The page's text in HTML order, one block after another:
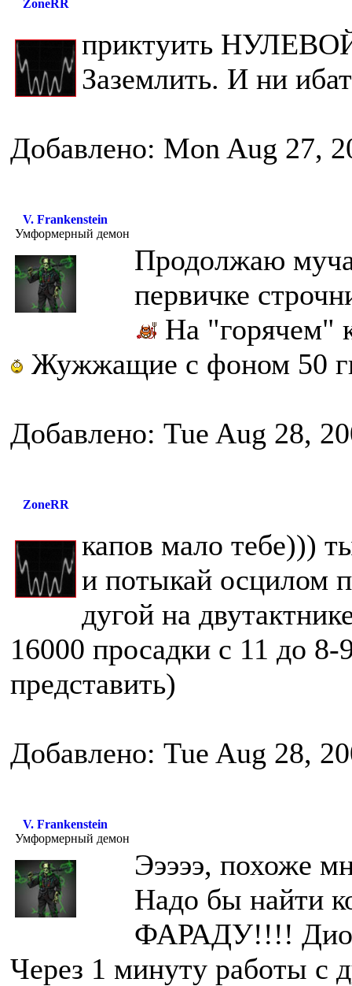
ZoneRR
приктуить
Заземлить. И ни
Добавлено: Mon Aug 27,
V. Frankenstein
Умформерный демон
Продолжаю
первичке
На
Жужжащие с фоном 50
Добавлено: Tue Aug 28,
ZoneRR
капов мало тебе)))
и потыкай осцилом
дугой на
16000 просадки с 11 до 8-
представить)
Добавлено: Tue Aug 28,
V. Frankenstein
Умформерный демон
Эээээ, похоже
Надо бы найти
ФАРАДУ!!!!
Через 1 минуту работы с